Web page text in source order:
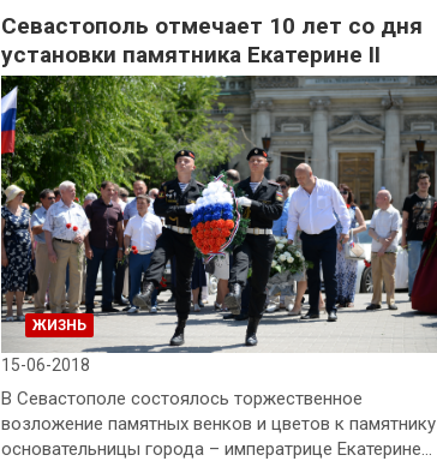
Севастополь отмечает 10 лет со дня
установки памятника Екатерине II
ЖИЗНЬ
15-06-2018
В Севастополе состоялось торжественное
возложение памятных венков и цветов к памятнику
основательницы города – императрице Екатерине…